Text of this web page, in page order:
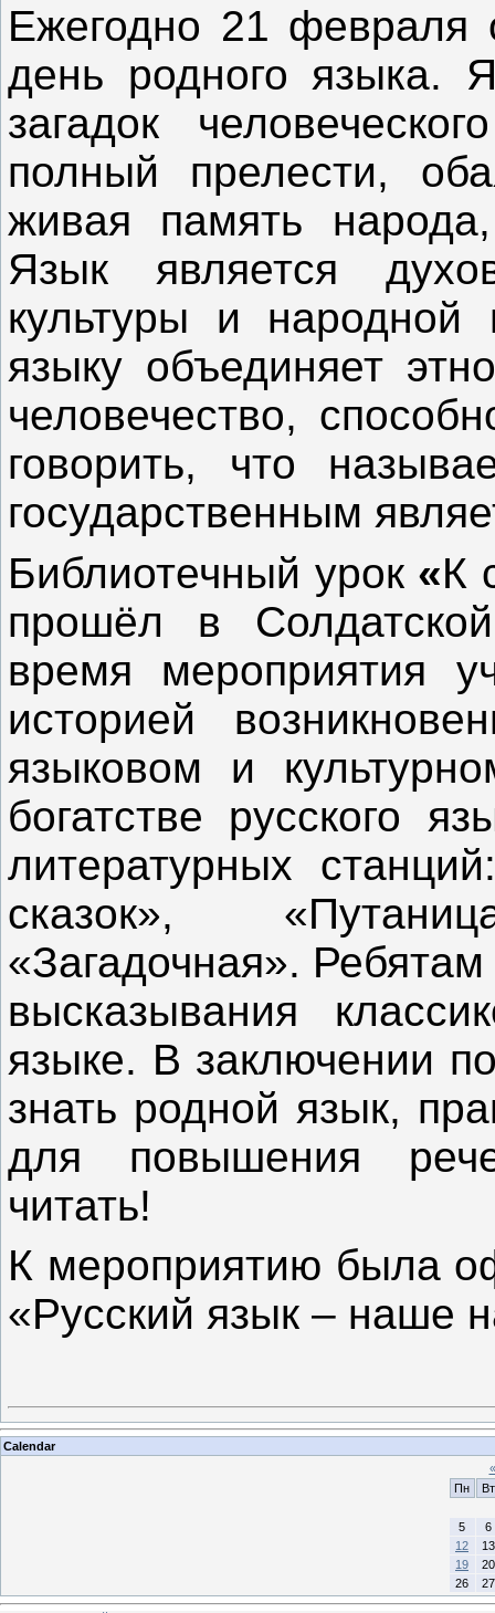
Ежегодно 21 февраля
день родного языка.
загадок
полный прелести,
живая память
Язык является
культуры и
языку объединяет
человечество,
говорить, что
государственным
Библиотечный урок «К
прошёл в
время мероприятия
историей
языковом и
богатстве русского
литературных
сказок»,
«Загадочная».
высказывания
языке. В заключении
знать родной язык,
для повышения
читать!
К мероприятию была
«Русский язык – наше
Calendar
«
Пн
Вт
5
6
12
13
19
20
26
27